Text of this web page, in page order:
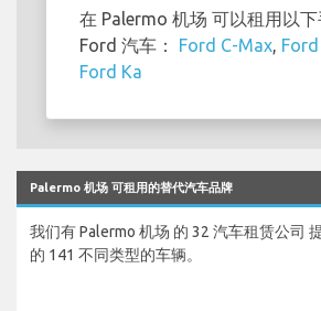
在 Palermo 机场 可以租用以
Ford 汽车： Ford C-Max
Ford Ka
Palermo 机场 可租用的替代汽车品牌
我们有 Palermo 机场 的 32 汽车租赁公司
的 141 不同类型的车辆。